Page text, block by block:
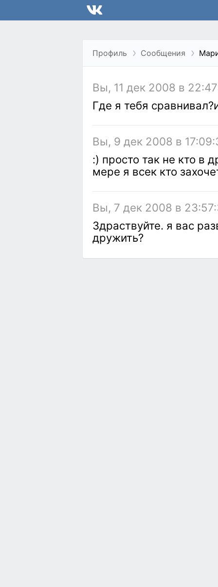
Профиль Сообщения
Вы, 11 дек 2008 в
Где я тебя
Вы, 9 дек 2008 в
:) просто так не кто в
мере я всек кто
Вы, 7 дек 2008 в
Здраствуйте. я вас
дружить?